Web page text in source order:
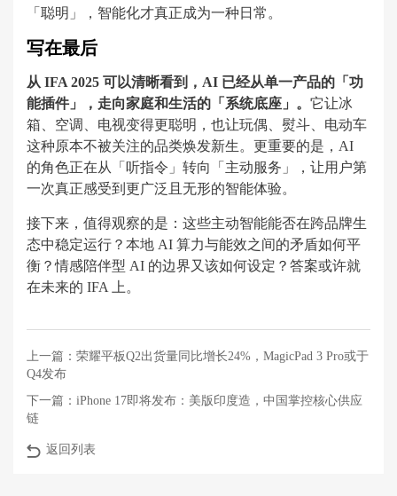
「聪明」，智能化才真正成为一种日常。
写在最后
从 IFA 2025 可以清晰看到，AI 已经从单一产品的「功
能插件」，走向家庭和生活的「系统底座」。 它让冰
箱、空调、电视变得更聪明，也让玩偶、熨斗、电动车
这种原本不被关注的品类焕发新生。更重要的是，AI
的角色正在从「听指令」转向「主动服务」，让用户第
一次真正感受到更广泛且无形的智能体验。
接下来，值得观察的是：这些主动智能能否在跨品牌生
态中稳定运行？本地 AI 算力与能效之间的矛盾如何平
衡？情感陪伴型 AI 的边界又该如何设定？答案或许就
在未来的 IFA 上。
上一篇： 荣耀平板Q2出货量同比增长24%，MagicPad 3 Pro或于
Q4发布
下一篇： iPhone 17即将发布：美版印度造，中国掌控核心供应
链
返回列表